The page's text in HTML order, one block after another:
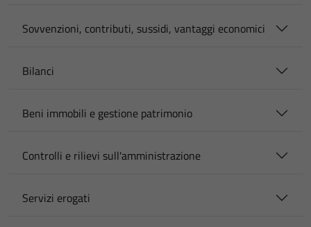
Sovvenzioni, contributi, sussidi, vantaggi economici
Bilanci
Beni immobili e gestione patrimonio
Controlli e rilievi sull'amministrazione
Servizi erogati